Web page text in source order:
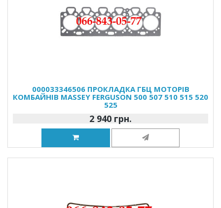
000033346506 ПРОКЛАДКА ГБЦ МОТОРІВ
КОМБАЙНІВ MASSEY FERGUSON 500 507 510 515 520
525
2 940 грн.